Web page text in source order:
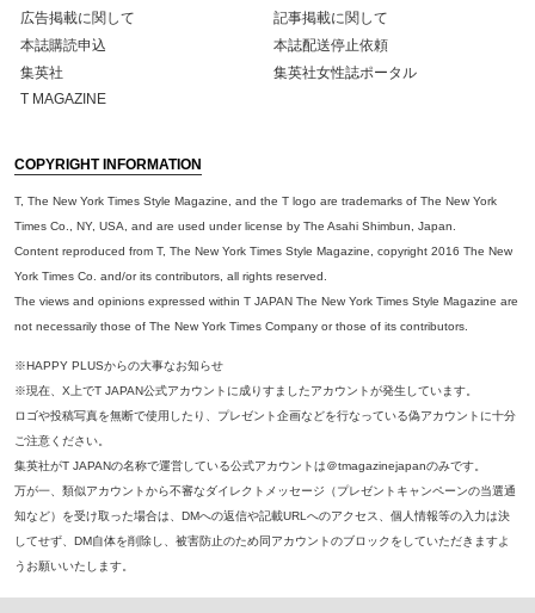
広告掲載に関して
記事掲載に関して
本誌購読申込
本誌配送停止依頼
集英社
集英社女性誌ポータル
T MAGAZINE
COPYRIGHT INFORMATION
T, The New York Times Style Magazine, and the T logo are trademarks of The New York
Times Co., NY, USA, and are used under license by The Asahi Shimbun, Japan.
Content reproduced from T, The New York Times Style Magazine, copyright 2016 The New
York Times Co. and/or its contributors, all rights reserved.
The views and opinions expressed within T JAPAN The New York Times Style Magazine are
not necessarily those of The New York Times Company or those of its contributors.
※HAPPY PLUSからの大事なお知らせ
※現在、X上でT JAPAN公式アカウントに成りすましたアカウントが発生しています。
ロゴや投稿写真を無断で使用したり、プレゼント企画などを行なっている偽アカウントに十分
ご注意ください。
集英社がT JAPANの名称で運営している公式アカウントは＠tmagazinejapanのみです。
万が一、類似アカウントから不審なダイレクトメッセージ（プレゼントキャンペーンの当選通
知など）を受け取った場合は、DMへの返信や記載URLへのアクセス、個人情報等の入力は決
してせず、DM自体を削除し、被害防止のため同アカウントのブロックをしていただきますよ
うお願いいたします。